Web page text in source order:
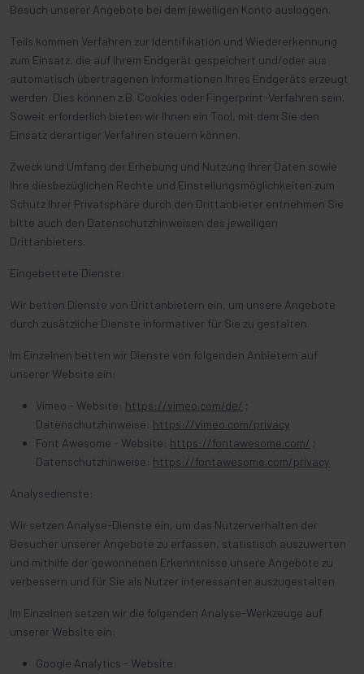
Besuch unserer Angebote bei dem jeweiligen Konto ausloggen.
Teils kommen Verfahren zur Identifikation und Wiedererkennung
zum Einsatz, die auf Ihrem Endgerät gespeichert und/oder aus
automatisch übertragenen Informationen Ihres Endgeräts erzeugt
werden. Dies können z.B. Cookies oder Fingerprint-Verfahren sein.
Soweit erforderlich bieten wir Ihnen ein Tool, mit dem Sie den
Einsatz derartiger Verfahren steuern können.
Zweck und Umfang der Erhebung und Nutzung Ihrer Daten sowie
Ihre diesbezüglichen Rechte und Einstellungsmöglichkeiten zum
Schutz Ihrer Privatsphäre durch den Drittanbieter entnehmen Sie
bitte auch den Datenschutzhinweisen des jeweiligen
Drittanbieters.
Eingebettete Dienste:
Wir betten Dienste von Drittanbietern ein, um unsere Angebote
durch zusätzliche Dienste informativer für Sie zu gestalten.
Im Einzelnen betten wir Dienste von folgenden Anbietern auf
unserer Website ein:
Vimeo - Website: https://vimeo.com/de/ ;
Datenschutzhinweise: https://vimeo.com/privacy
Font Awesome - Website: https://fontawesome.com/ ;
Datenschutzhinweise: https://fontawesome.com/privacy
Analysedienste:
Wir setzen Analyse-Dienste ein, um das Nutzerverhalten der
Besucher unserer Angebote zu erfassen, statistisch auszuwerten
und mithilfe der gewonnenen Erkenntnisse unsere Angebote zu
verbessern und für Sie als Nutzer interessanter auszugestalten.
Im Einzelnen setzen wir die folgenden Analyse-Werkzeuge auf
unserer Website ein:
Google Analytics - Website: